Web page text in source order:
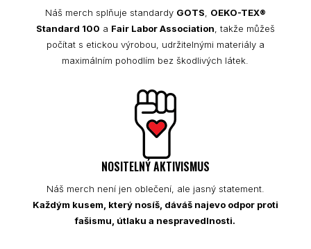
Náš merch splňuje standardy GOTS, OEKO-TEX®
Standard 100 a Fair Labor Association, takže můžeš
počítat s etickou výrobou, udržitelnými materiály a
maximálním pohodlím bez škodlivých látek.
NOSITELNÝ AKTIVISMUS
Náš merch není jen oblečení, ale jasný statement.
Každým kusem, který nosíš, dáváš najevo odpor proti
fašismu, útlaku a nespravedlnosti.